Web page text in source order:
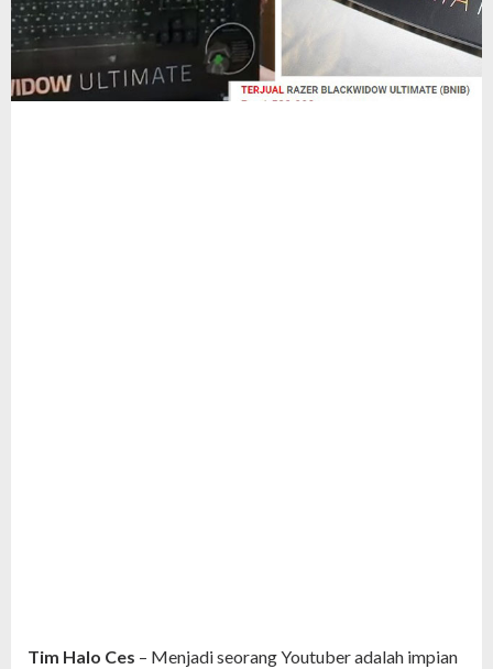
Tim Halo Ces – Menjadi seorang Youtuber adalah impian